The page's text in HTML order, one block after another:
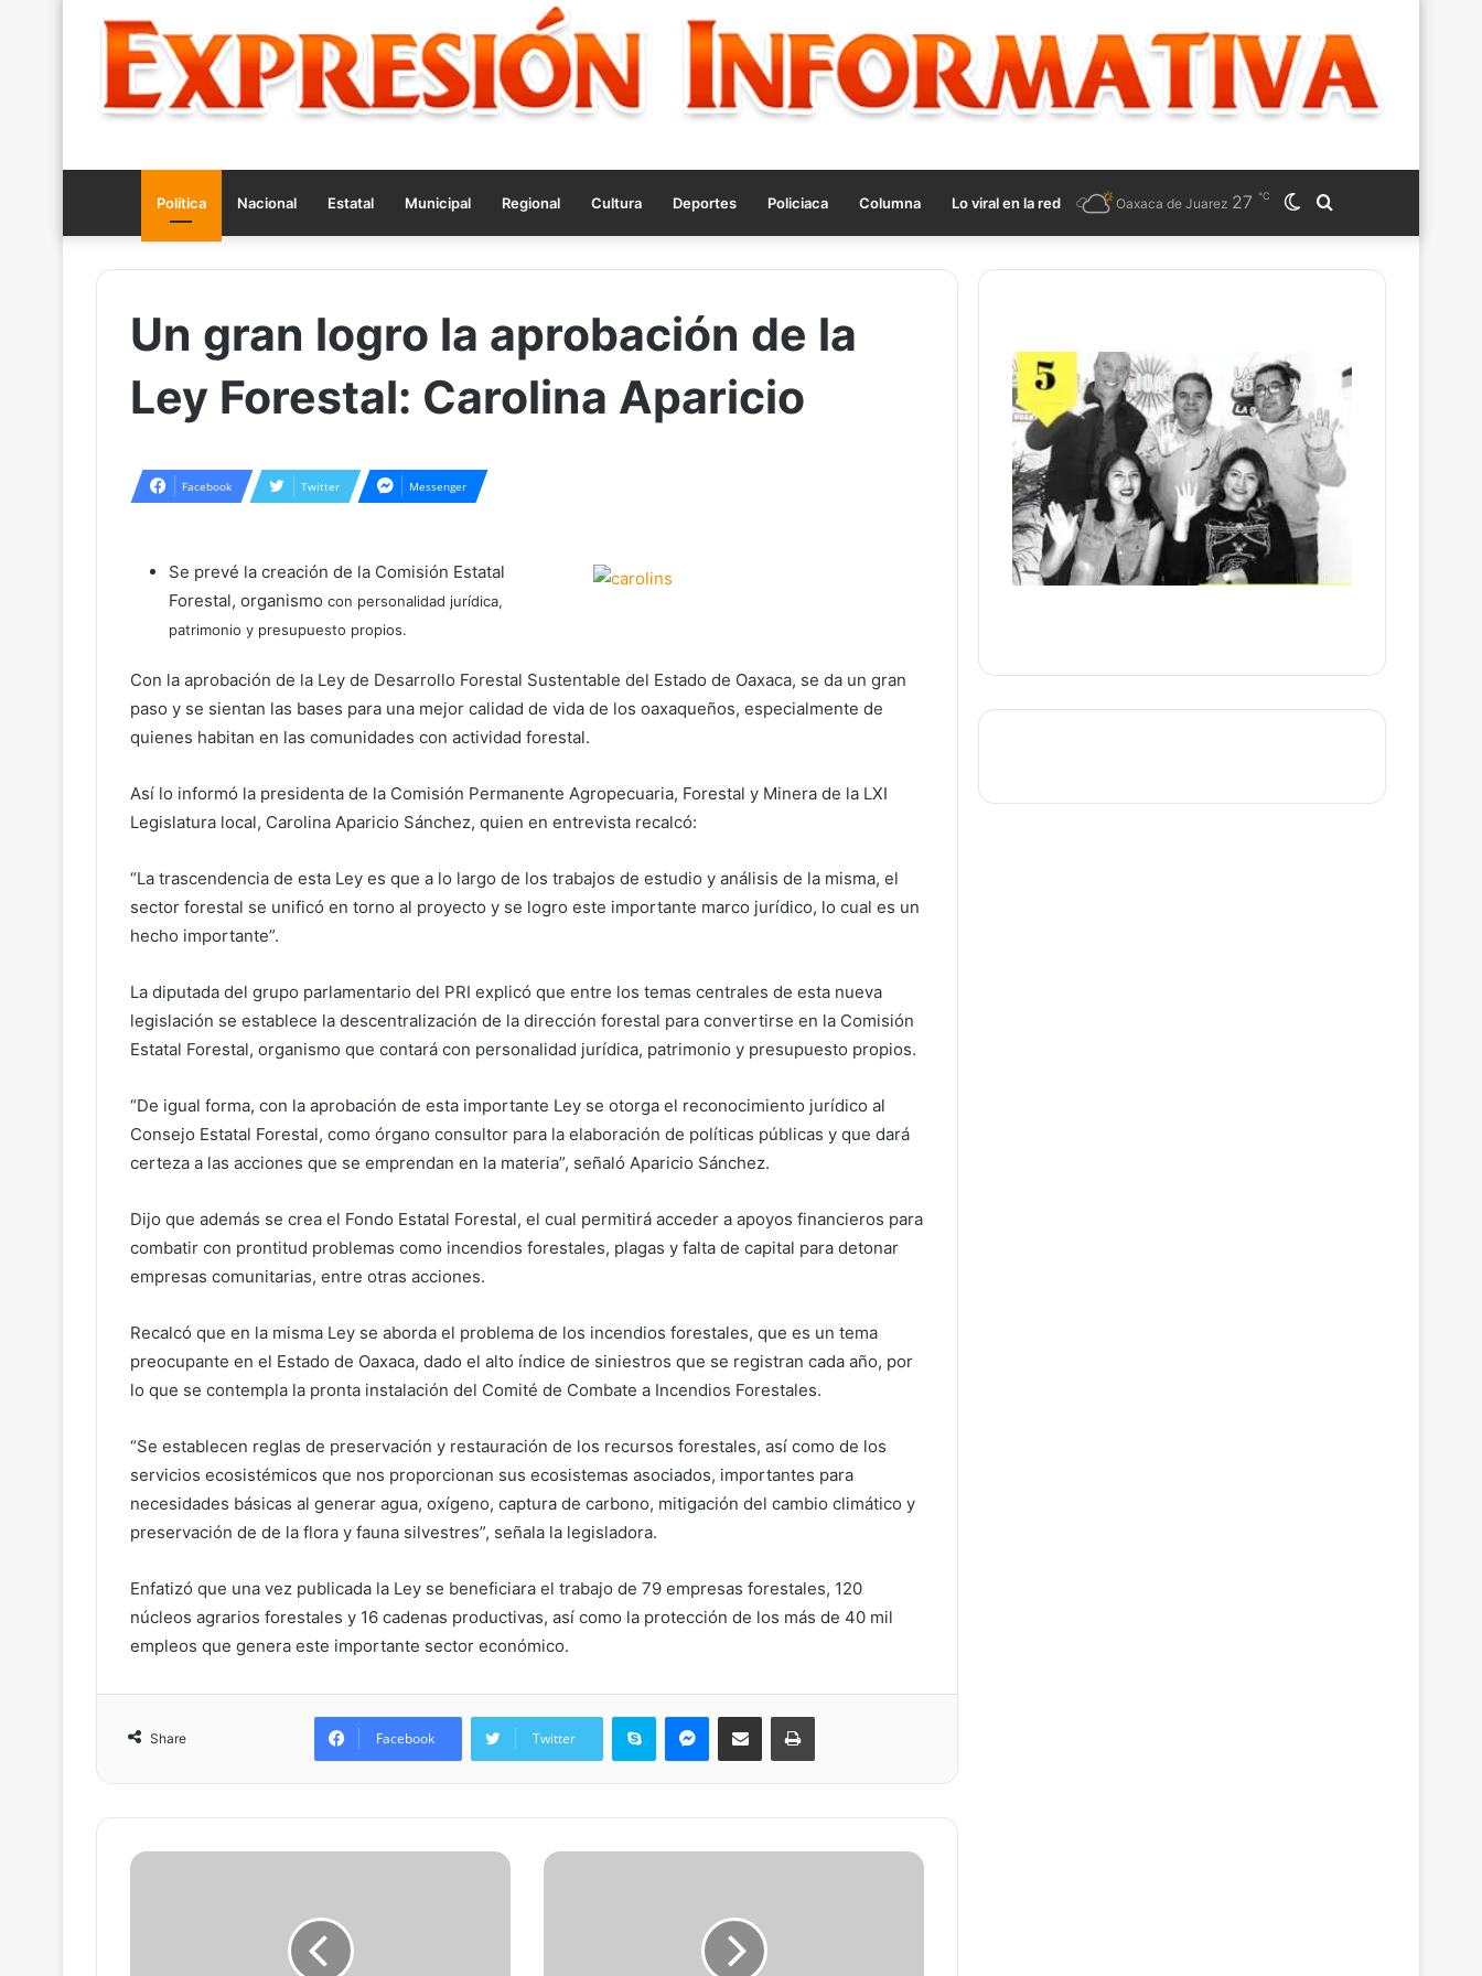
Política Nacional Estatal Municipal Regional Cultura Deportes Policiaca Columna Lo viral en la red
for
Switch
skin
Oaxaca de Juarez 27 ℃
Un gran logro la aprobación de la
Ley Forestal: Carolina Aparicio
Facebook Twitter Messenger
Se prevé la creación de la Comisión Estatal
Forestal, organismo con personalidad jurídica,
patrimonio y presupuesto propios.
Con la aprobación de la Ley de Desarrollo Forestal Sustentable del Estado de Oaxaca, se da un gran
paso y se sientan las bases para una mejor calidad de vida de los oaxaqueños, especialmente de
quienes habitan en las comunidades con actividad forestal.
Así lo informó la presidenta de la Comisión Permanente Agropecuaria, Forestal y Minera de la LXI
Legislatura local, Carolina Aparicio Sánchez, quien en entrevista recalcó:
“La trascendencia de esta Ley es que a lo largo de los trabajos de estudio y análisis de la misma, el
sector forestal se unificó en torno al proyecto y se logro este importante marco jurídico, lo cual es un
hecho importante”.
La diputada del grupo parlamentario del PRI explicó que entre los temas centrales de esta nueva
legislación se establece la descentralización de la dirección forestal para convertirse en la Comisión
Estatal Forestal, organismo que contará con personalidad jurídica, patrimonio y presupuesto propios.
“De igual forma, con la aprobación de esta importante Ley se otorga el reconocimiento jurídico al
Consejo Estatal Forestal, como órgano consultor para la elaboración de políticas públicas y que dará
certeza a las acciones que se emprendan en la materia”, señaló Aparicio Sánchez.
Dijo que además se crea el Fondo Estatal Forestal, el cual permitirá acceder a apoyos financieros para
combatir con prontitud problemas como incendios forestales, plagas y falta de capital para detonar
empresas comunitarias, entre otras acciones.
Recalcó que en la misma Ley se aborda el problema de los incendios forestales, que es un tema
preocupante en el Estado de Oaxaca, dado el alto índice de siniestros que se registran cada año, por
lo que se contempla la pronta instalación del Comité de Combate a Incendios Forestales.
“Se establecen reglas de preservación y restauración de los recursos forestales, así como de los
servicios ecosistémicos que nos proporcionan sus ecosistemas asociados, importantes para
necesidades básicas al generar agua, oxígeno, captura de carbono, mitigación del cambio climático y
preservación de de la flora y fauna silvestres”, señala la legisladora.
Enfatizó que una vez publicada la Ley se beneficiara el trabajo de 79 empresas forestales, 120
núcleos agrarios forestales y 16 cadenas productivas, así como la protección de los más de 40 mil
empleos que genera este importante sector económico.
Share Facebook Twitter
Skype Messenger
Share via Email Print